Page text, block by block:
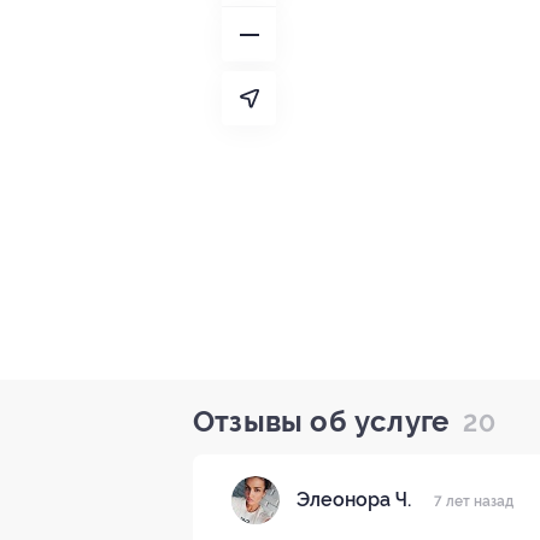
Отзывы об услуге 20
Элеонора Ч. 7 лет назад